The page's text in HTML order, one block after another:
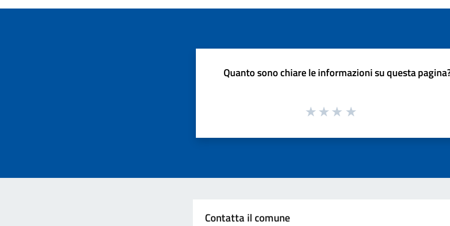
Quanto sono chiare le informazioni su questa
Contatta il comune